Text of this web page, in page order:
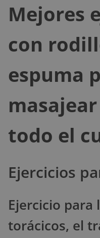
Mejores
con
espuma
todo el
Ejercicios
Ejercicio para
torácicos, el